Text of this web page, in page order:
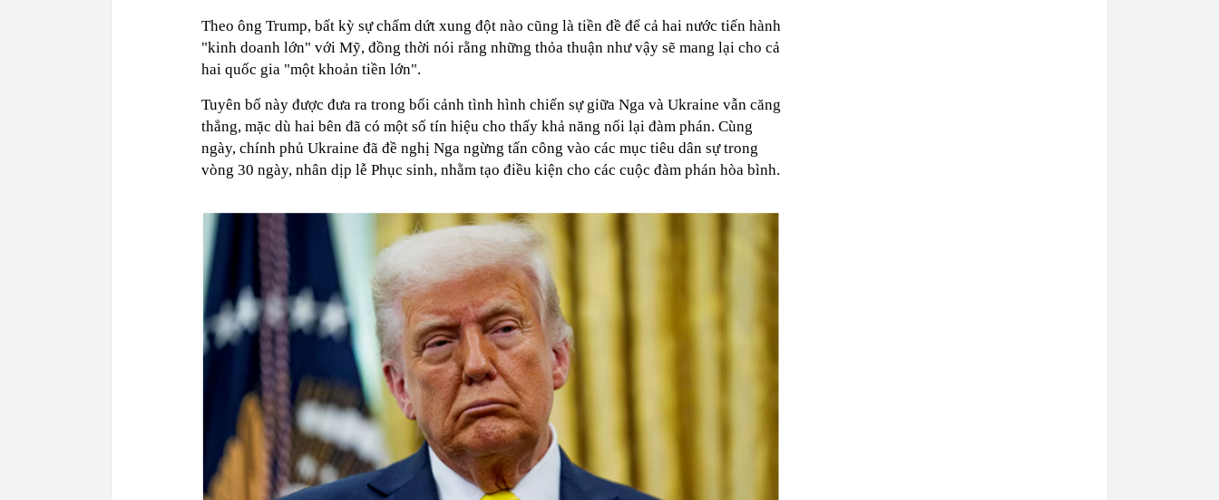
Theo ông Trump, bất kỳ sự chấm dứt xung đột nào cũng là tiền đề để cả hai nước tiến hành
"kinh doanh lớn" với Mỹ, đồng thời nói rằng những thỏa thuận như vậy sẽ mang lại cho cả
hai quốc gia "một khoản tiền lớn".
Tuyên bố này được đưa ra trong bối cảnh tình hình chiến sự giữa Nga và Ukraine vẫn căng
thẳng, mặc dù hai bên đã có một số tín hiệu cho thấy khả năng nối lại đàm phán. Cùng
ngày, chính phủ Ukraine đã đề nghị Nga ngừng tấn công vào các mục tiêu dân sự trong
vòng 30 ngày, nhân dịp lễ Phục sinh, nhằm tạo điều kiện cho các cuộc đàm phán hòa bình.